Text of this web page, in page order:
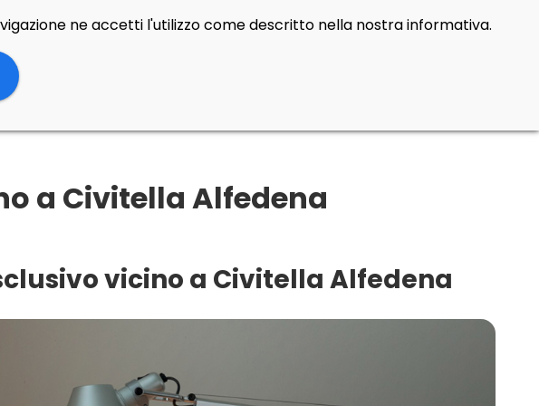
a Civitella Alfedena
vicino a Civitella Alfedena
ne accetti l'utilizzo come descritto nella nostra informativa.